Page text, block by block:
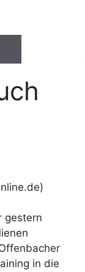
gestern
in die